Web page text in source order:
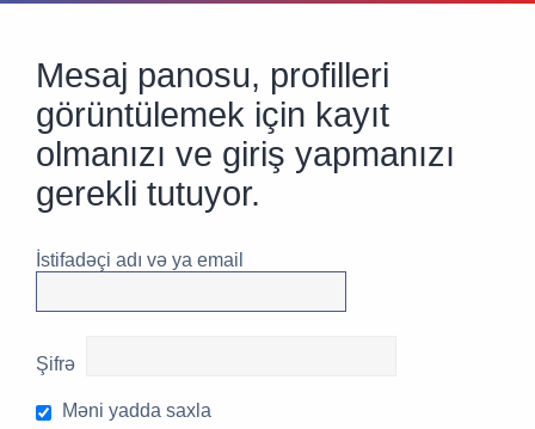
Mesaj panosu, profilleri
görüntülemek için kayıt
olmanızı ve giriş yapmanızı
gerekli tutuyor.
İstifadəçi adı və ya email
Şifrə
Məni yadda saxla